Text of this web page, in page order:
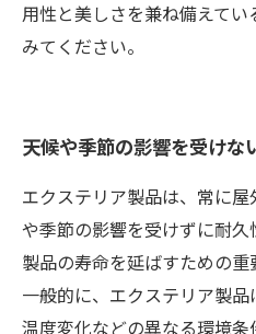
用性と美しさを兼ね備えて
みてください。
天候や季節の影響を受けな
エクステリア製品は、常に
や季節の影響を受けずに耐久
製品の寿命を延ばすための重
一般的に、エクステリア製品